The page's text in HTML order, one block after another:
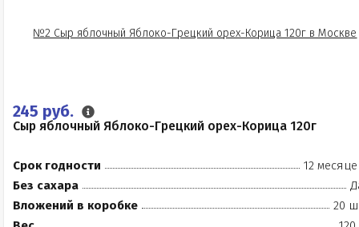
245 руб.
Сыр яблочный Яблоко-Грецкий орех-Корица 120г
Срок годности
12
Без сахара
Вложений в коробке
20